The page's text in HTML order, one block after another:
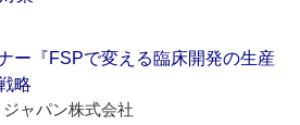
ー『FSPで変える臨床開発の生産
略
ャパン株式会社